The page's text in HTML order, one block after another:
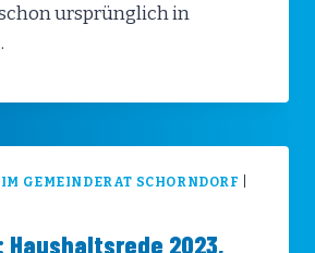
ursprünglich in
GEMEINDERAT SCHORNDORF
2023,